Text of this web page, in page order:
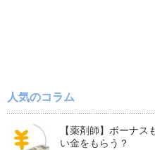
人気のコラム
【薬剤師】ボーナ
い金をもらう？